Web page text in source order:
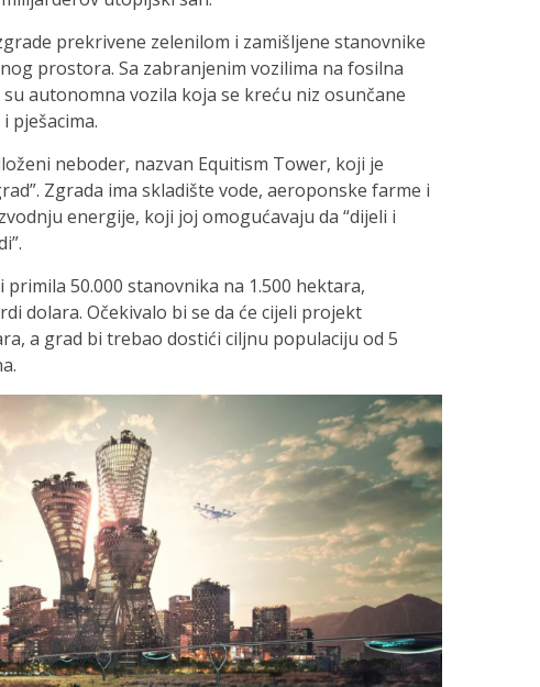
prekrivene zelenilom i zamišljene stanovnike
prostora. Sa zabranjenim vozilima na fosilna
autonomna vozila koja se kreću niz osunčane
pješacima.
neboder, nazvan Equitism Tower, koji je
Zgrada ima skladište vode, aeroponske farme i
energije, koji joj omogućavaju da “dijeli i
50.000 stanovnika na 1.500 hektara,
dolara. Očekivalo bi se da će cijeli projekt
a grad bi trebao dostići ciljnu populaciju od 5